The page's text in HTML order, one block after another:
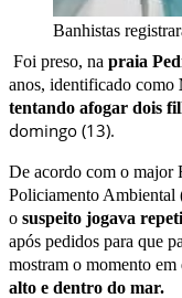
Banhistas
Foi preso, na praia
anos, identificado como
tentando afogar dois
domingo (13).
De acordo com o major
Policiamento Ambiental
o suspeito jogava
após pedidos para que
mostram o momento em
alto e dentro do mar.